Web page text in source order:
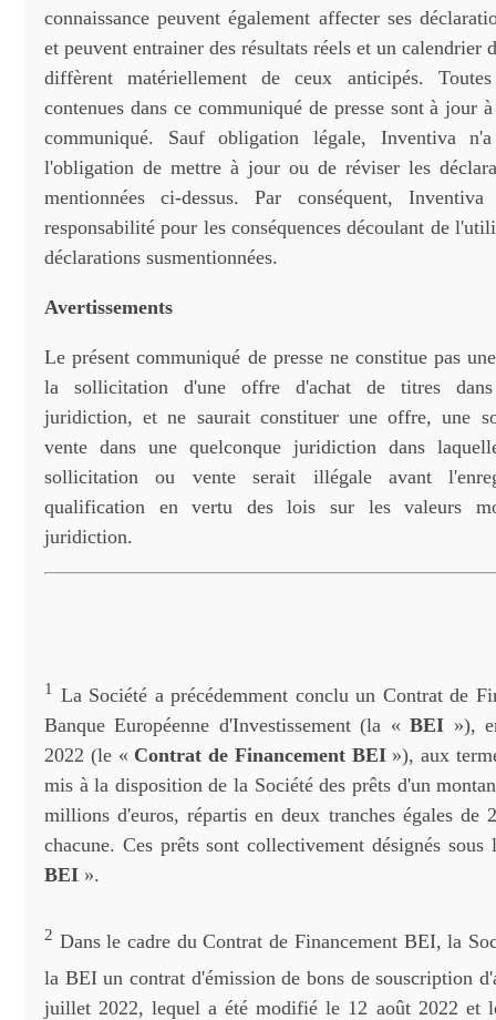
connaissance peuvent également affecter ses
et peuvent entrainer des résultats réels et un calendrier
diffèrent matériellement de ceux anticipés.
contenues dans ce communiqué de presse sont à jour
communiqué. Sauf obligation légale, Inventiva
l'obligation de mettre à jour ou de réviser les
mentionnées ci-dessus. Par conséquent, Inventiva
responsabilité pour les conséquences découlant de
déclarations susmentionnées.
Avertissements
Le présent communiqué de presse ne constitue pas
la sollicitation d'une offre d'achat de titres dans
juridiction, et ne saurait constituer une offre, une
vente dans une quelconque juridiction dans
sollicitation ou vente serait illégale avant
qualification en vertu des lois sur les valeurs
juridiction.
1
La Société a précédemment conclu un Contrat de
Banque Européenne d'Investissement (la «BEI »),
2022 (le « Contrat de Financement BEI»), aux
mis à la disposition de la Société des prêts d'un
millions d'euros, répartis en deux tranches égales de
chacune. Ces prêts sont collectivement désignés
BEI ».
2 Dans le cadre du Contrat de Financement BEI, la
la BEI un contrat d'émission de bons de souscription
juillet 2022, lequel a été modifié le 12 août 2022 et